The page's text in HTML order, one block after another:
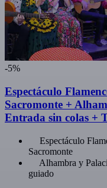
-5%
Espectáculo
Sacromonte +
Entrada sin colas +
Espectáculo
Sacromonte
Alhambra y
guiado